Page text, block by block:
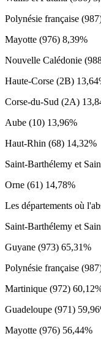
Polynésie française
Mayotte (976) 8,39%
Nouvelle Calédonie
Haute-Corse (2B)
Corse-du-Sud (2A)
Aube (10) 13,96%
Haut-Rhin (68) 14,32%
Saint-Barthélemy et
Orne (61) 14,78%
Les départements où
Saint-Barthélemy et
Guyane (973) 65,31%
Polynésie française
Martinique (972)
Guadeloupe (971)
Mayotte (976) 56,44%